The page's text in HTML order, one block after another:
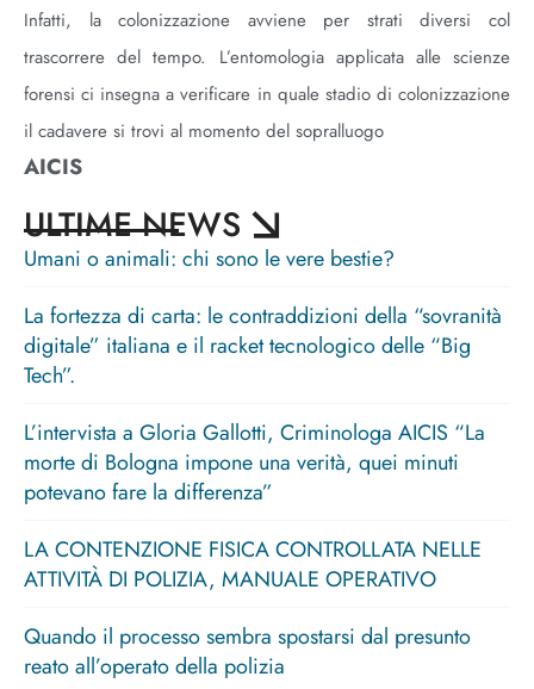
Infatti, la colonizzazione avviene per strati diversi col
trascorrere del tempo. L’entomologia applicata alle scienze
forensi ci insegna a verificare in quale stadio di colonizzazione
il cadavere si trovi al momento del sopralluogo
AICIS
ULTIME NEWS
Umani o animali: chi sono le vere bestie?
La fortezza di carta: le contraddizioni della “sovranità
digitale” italiana e il racket tecnologico delle “Big
Tech”.
L’intervista a Gloria Gallotti, Criminologa AICIS “La
morte di Bologna impone una verità, quei minuti
potevano fare la differenza”
LA CONTENZIONE FISICA CONTROLLATA NELLE
ATTIVITÀ DI POLIZIA, MANUALE OPERATIVO
Quando il processo sembra spostarsi dal presunto
reato all’operato della polizia